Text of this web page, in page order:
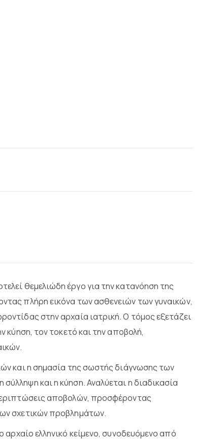
θεμελιώδη έργο για την κατανόηση της
πλήρη εικόνα των ασθενειών των γυναικών,
στην αρχαία ιατρική. Ο τόμος εξετάζει
κύηση, τον τοκετό και την αποβολή,
και η σημασία της σωστής διάγνωσης των
και η κύηση. Αναλύεται η διαδικασία
αποβολών, προσφέροντας
σχετικών προβλημάτων.
αρχαίο ελληνικό κείμενο, συνοδευόμενο από